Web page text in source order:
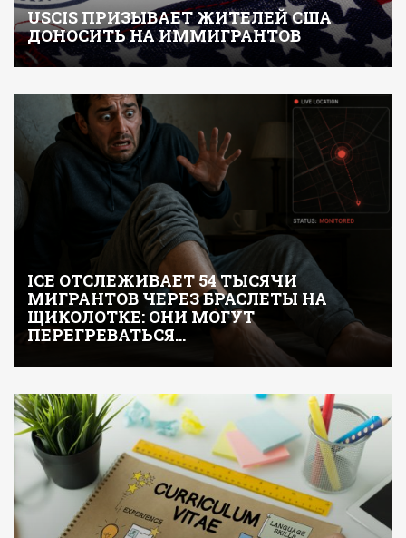
USCIS ПРИЗЫВАЕТ ЖИТЕЛЕЙ США
ДОНОСИТЬ НА ИММИГРАНТОВ
ICE ОТСЛЕЖИВАЕТ 54 ТЫСЯЧИ
МИГРАНТОВ ЧЕРЕЗ БРАСЛЕТЫ НА
ЩИКОЛОТКЕ: ОНИ МОГУТ
ПЕРЕГРЕВАТЬСЯ…